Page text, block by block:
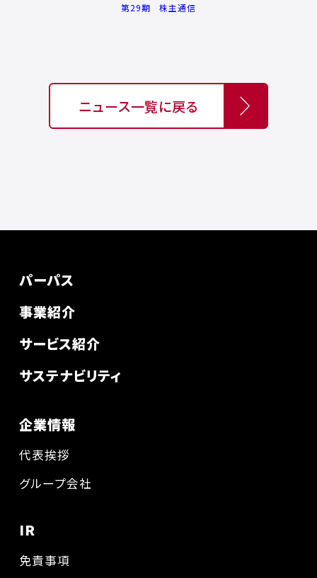
第29期 株主通信
ニュース一覧に戻る
パーパス
事業紹介
サービス紹介
サステナビリティ
企業情報
代表挨拶
グループ会社
IR
免責事項